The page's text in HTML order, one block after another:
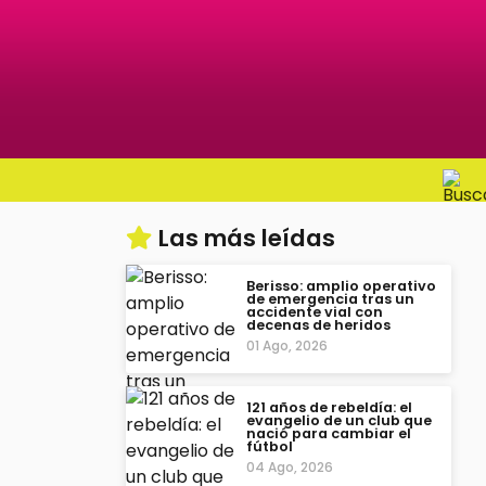
Las más leídas
Berisso: amplio operativo
de emergencia tras un
accidente vial con
decenas de heridos
01 Ago, 2026
121 años de rebeldía: el
evangelio de un club que
nació para cambiar el
fútbol
04 Ago, 2026